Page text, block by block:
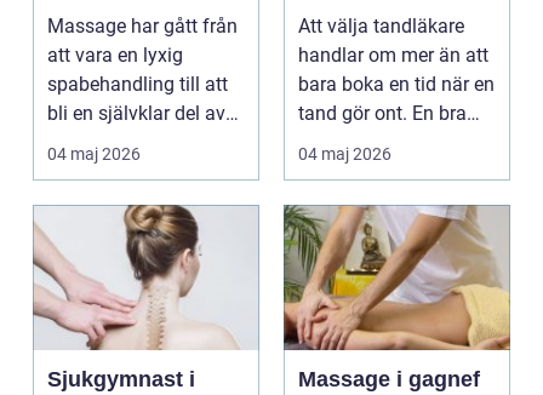
avkoppling
Massage har gått från
att vara en lyxig
spabehandling till att
bli en självklar del av
mångas vardag...
04 maj 2026
tänder
Att välja tandläkare
handlar om mer än att
bara boka en tid när en
tand gör ont. En bra
tandvårdskli...
04 maj 2026
Sjukgymnast i
Massage i gagnef